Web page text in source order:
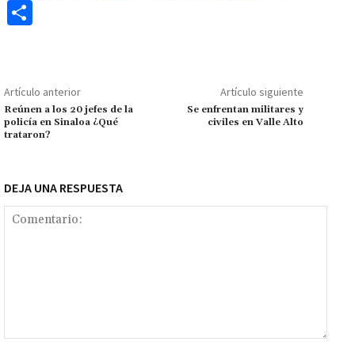
o
k
p
p
ge
r
m Li
n
k
p
ar
tir
Artículo anterior
Reúnen a los 20 jefes de la
policía en Sinaloa ¿Qué
trataron?
Artículo siguiente
Se enfrentan militares y
civiles en Valle Alto
DEJA UNA RESPUESTA